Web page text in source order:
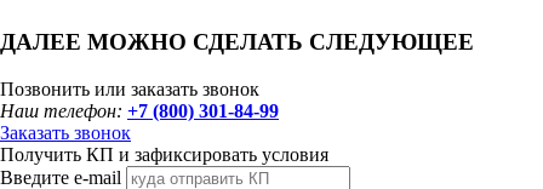
ДАЛЕЕ МОЖНО СДЕЛАТЬ СЛЕДУЮЩЕЕ
Позвонить или заказать звонок
Наш телефон: +7 (800) 301-84-99
Заказать звонок
Получить КП и зафиксировать условия
Введите e-mail